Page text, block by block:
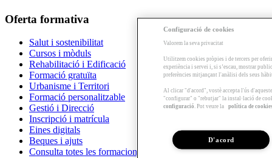
Oferta formativa
Salut i sostenibilitat
Cursos i mòduls
Rehabilitació i Edificació
Formació gratuïta
Urbanisme i Territori
Formació personalitzable
Gestió i Direcció
Inscripció i matrícula
Eines digitals
Beques i ajuts
Consulta totes les formacions
Configuració de cookies
Valorem la seva privacitat
Utilitzem cookies pròpies i de tercers per
experiència i servei i, si s’escau, mostrar
preferències mitjançant l'anàlisi dels seus
Al clicar "d'acord", vostè accepta l'ús
"configurar" o "rebutjar" la instal·lació de
configuració . Pot veure la política de
D'acord